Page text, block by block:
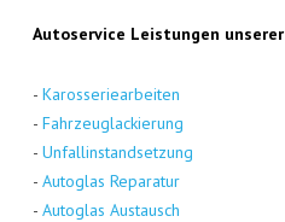
Auto­ser­vice Leis­tun­gen unse­rer
- Karos­se­rie­ar­bei­ten
- Fahr­zeug­la­ckie­rung
- Unfall­in­stand­set­zung
- Auto­glas Repa­ra­tur
- Auto­glas Aus­tausch